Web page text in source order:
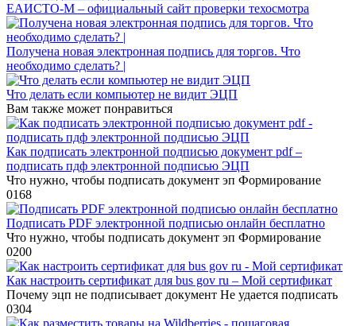
ЕАИСТО-М – официальный сайт проверки техосмотра
Получена новая электронная подпись для торгов. Что
необходимо сделать? |
Что делать если компьютер не видит ЭЦП
Вам также может понравиться
Как подписать электронной подписью документ pdf –
подписать пдф электронной подписью ЭЦП
Что нужно, чтобы подписать документ эп Формирование
0168
Подписать PDF электронной подписью онлайн бесплатно
Что нужно, чтобы подписать документ эп Формирование
0200
Как настроить сертификат для bus gov ru – Мой сертификат
Почему эцп не подписывает документ Не удается подписать
0304